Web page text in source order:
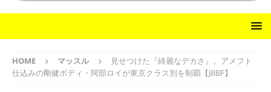
HOME マッスル
見せつけた『綺麗なデカさ』。アメフト
仕込みの剛健ボディ・阿部ロイが東京クラス別を制覇【JBBF】